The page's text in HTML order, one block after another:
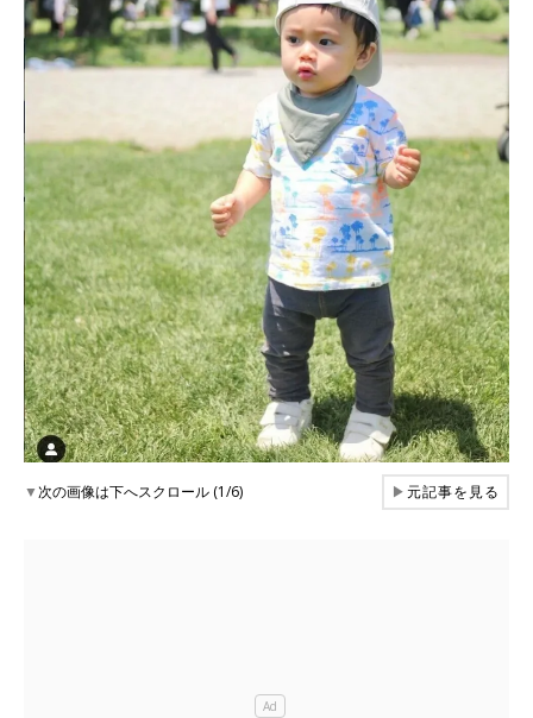
▼次の画像は下へスクロール (1/6) ▶元記事を見る